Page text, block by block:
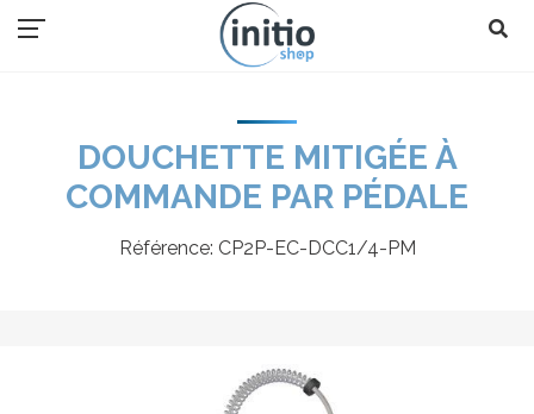
DOUCHETTE MITIGÉE À
COMMANDE PAR PÉDALE
Référence: CP2P-EC-DCC1/4-PM